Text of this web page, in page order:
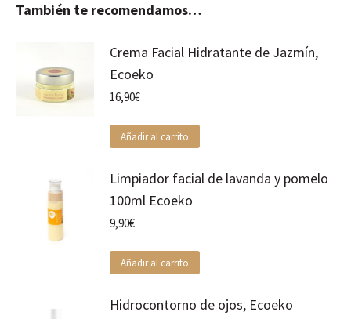
También te recomendamos…
Crema Facial Hidratante de Jazmín,
Ecoeko
16,90€
Añadir al carrito
Limpiador facial de lavanda y pomelo
100ml Ecoeko
9,90€
Añadir al carrito
Hidrocontorno de ojos, Ecoeko